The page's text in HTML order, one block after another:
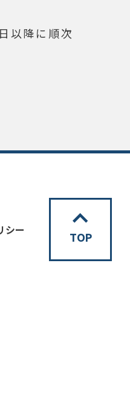
以降に順次
シー
TOP